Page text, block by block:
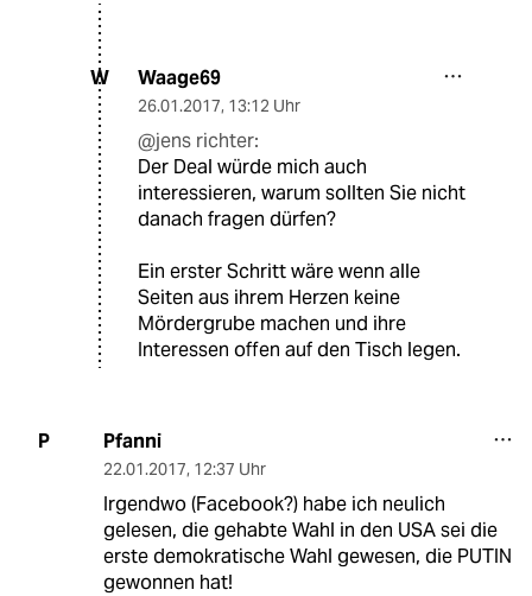
W Waage69
26.01.2017, 13:12 Uhr
@jens richter:
Der Deal würde mich auch
interessieren, warum sollten Sie nicht
danach fragen dürfen?
Ein erster Schritt wäre wenn alle
Seiten aus ihrem Herzen keine
Mördergrube machen und ihre
Interessen offen auf den Tisch legen.
P Pfanni
22.01.2017, 12:37 Uhr
Irgendwo (Facebook?) habe ich neulich
gelesen, die gehabte Wahl in den USA sei die
erste demokratische Wahl gewesen, die PUTIN
gewonnen hat!